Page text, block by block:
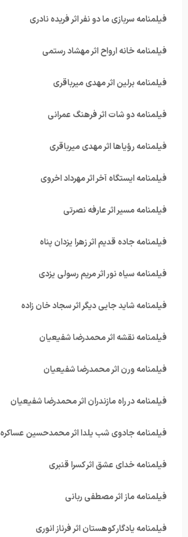
فیلمنامه سربازی ما دو نفر اثر فریده نادری
فیلمنامه خانه ارواح اثر مهشاد رستمی
فیلمنامه برلین اثر مهدی میرباقری
فیلمنامه دو شات اثر فرهنگ عمرانی
فیلمنامه رؤیاها اثر مهدی میرباقری
فیلمنامه ایستگاه آخر اثر مهرداد اخروی
فیلمنامه مسیر اثر عارفه نصرتی
فیلمنامه جاده قدیم اثر زهرا یزدان پناه
فیلمنامه سیاه نور اثر مریم رسولی یزدی
فیلمنامه شاید جایی دیگر اثر سجاد خان زاده
فیلمنامه نقشه اثر محمدرضا شفیعیان
فیلمنامه ورن اثر محمدرضا شفیعیان
فیلمنامه در راه مازندران اثر محمدرضا شفیعیان
فیلمنامه جادوی شب یلدا اثر محمدحسین عساکره
فیلمنامه خدای عشق اثر کسرا قنبری
فیلمنامه ماز اثر مصطفی ربانی
فیلمنامه یادگار کوهستان اثر فرناز انوری